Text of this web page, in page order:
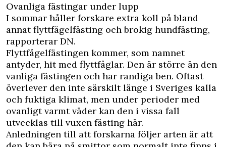
Ovanliga fästingar under lupp
I sommar håller forskare extra koll på bland
annat flyttfågelfästing och brokig hundfästing,
rapporterar DN.
Flyttfågelfästingen kommer, som namnet
antyder, hit med flyttfåglar. Den är större än den
vanliga fästingen och har randiga ben. Oftast
överlever den inte särskilt länge i Sveriges kalla
och fuktiga klimat, men under perioder med
ovanligt varmt väder kan den i vissa fall
utvecklas till vuxen fästing här.
Anledningen till att forskarna följer arten är att